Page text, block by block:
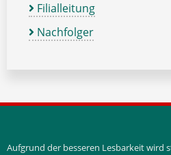
Filialleitung
Nachfolger
Aufgrund der besseren Lesbarkeit wird